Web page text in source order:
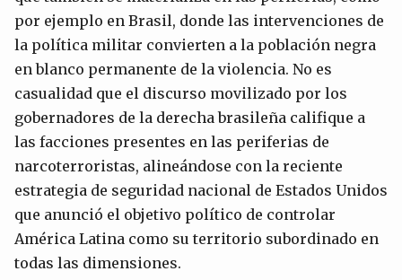
por ejemplo en Brasil, donde las intervenciones de
la política militar convierten a la población negra
en blanco permanente de la violencia. No es
casualidad que el discurso movilizado por los
gobernadores de la derecha brasileña califique a
las facciones presentes en las periferias de
narcoterroristas, alineándose con la reciente
estrategia de seguridad nacional de Estados Unidos
que anunció el objetivo político de controlar
América Latina como su territorio subordinado en
todas las dimensiones.